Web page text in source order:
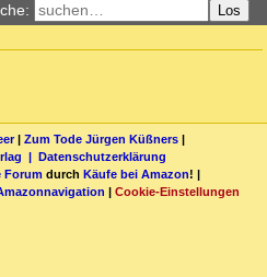
Los
| Zum Tode Jürgen Küßners |
| Datenschutzerklärung
Forum durch Käufe bei Amazon! |
| Cookie-Einstellungen